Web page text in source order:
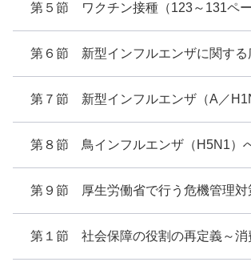
第５節 ワクチン接種（123～131ペ
第６節 新型インフルエンザに関する
第７節 新型インフルエンザ（A／
第８節 鳥インフルエンザ（H5N1）
第９節 厚生労働省で行う危機管理対
第１節 社会保障の役割の再定義～消